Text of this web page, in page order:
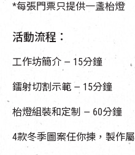
*每張門票只提供一盞枱燈
活動流程：
工作坊簡介 — 15分鐘
鐳射切割示範 — 15分鐘
枱燈組裝和定制 — 60分鐘
4款冬季圖案任你揀，製作